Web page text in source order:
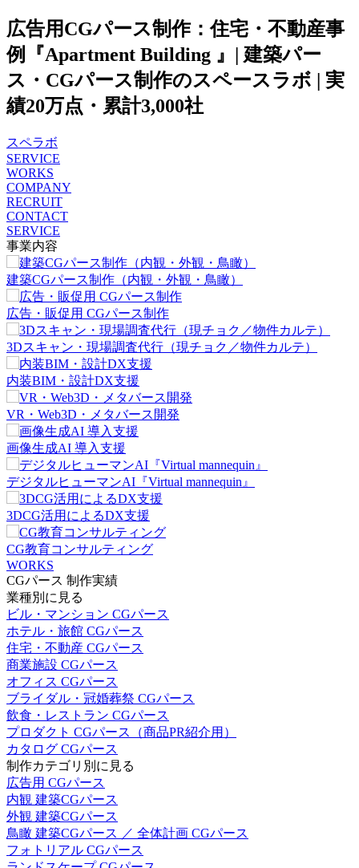
広告用CGパース制作：住宅・不動産事
例『Apartment Building 』| 建築パー
ス・CGパース制作のスペースラボ | 実
績20万点・累計3,000社
スペラボ
SERVICE
WORKS
COMPANY
RECRUIT
CONTACT
SERVICE
事業内容
建築CGパース制作（内観・外観・鳥瞰）
広告・販促用 CGパース制作
3Dスキャン・現場調査代行（現チョク／物件カルテ）
内装BIM・設計DX支援
VR・Web3D・メタバース開発
画像生成AI 導入支援
デジタルヒューマンAI『Virtual mannequin』
3DCG活用によるDX支援
CG教育コンサルティング
WORKS
CGパース 制作実績
業種別に見る
ビル・マンション CGパース
ホテル・旅館 CGパース
住宅・不動産 CGパース
商業施設 CGパース
オフィス CGパース
ブライダル・冠婚葬祭 CGパース
飲食・レストラン CGパース
プロダクト CGパース（商品PR紹介用）
カタログ CGパース
制作カテゴリ別に見る
広告用 CGパース
内観 建築CGパース
外観 建築CGパース
鳥瞰 建築CGパース ／ 全体計画 CGパース
フォトリアル CGパース